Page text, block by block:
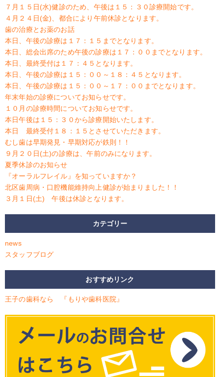
７月１５日(水)健診のため、午後は１５：３０診療開始です。
４月２４日(金)、都合により午前休診となります。
歯の治療とお薬のお話
本日、午後の診療は１７：１５までとなります。
本日、総会出席のため午後の診療は１７：００までとなります。
本日、最終受付は１７：４５となります。
本日、午後の診療は１５：００～１８：４５となります。
本日、午後の診療は１５：００～１７：００までとなります。
年末年始の診療についてお知らせです。
１０月の診療時間についてお知らせです。
本日午後は１５：３０から診療開始いたします。
本日 最終受付１８：１５とさせていただきます。
むし歯は早期発見・早期対応が鉄則！！
９月２０日(土)の診療は、午前のみになります。
夏季休診のお知らせ
『オーラルフレイル』を知っていますか？
北区歯周病・口腔機能維持向上健診が始まりました！！
３月１日(土) 午後は休診となります。
カテゴリー
news
スタッフブログ
おすすめリンク
王子の歯科なら 『もりや歯科医院』